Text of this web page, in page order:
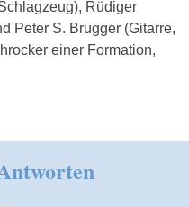
Rüdiger
Peter S. Brugger (Gitarre,
einer Formation,